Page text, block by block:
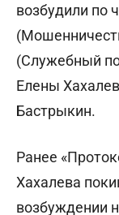
возбудили по
(Служебный
Елены
Бастрыкин.
Ранее
Хахалева
возбуждении